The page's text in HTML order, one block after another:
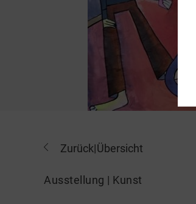
Zurück|Übersicht
Ausstellung | Kunst